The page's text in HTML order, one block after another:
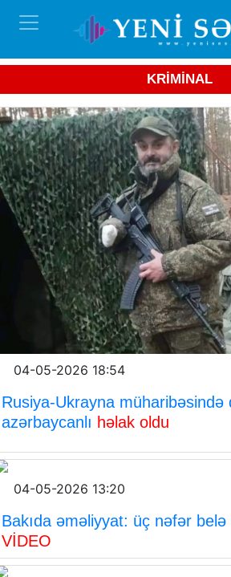
KRİMİNAL
04-05-2026 18:54
Rusiya-Ukrayna müharibəsində
azərbaycanlı həlak oldu
04-05-2026 13:20
Bakıda əməliyyat: üç nəfər belə
VİDEO